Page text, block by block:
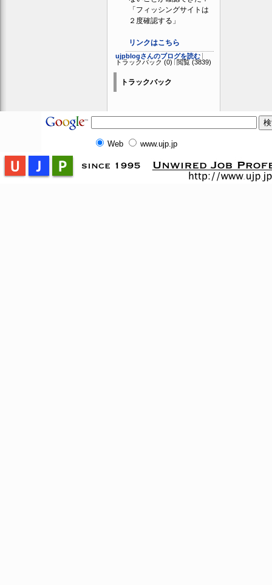
「フィッシングサイトは
２度確認する」
リンクはこちら
ujpblogさんのブログを読む
トラックバック (0)
閲覧 (3839)
トラックバック
Web www.ujp.jp